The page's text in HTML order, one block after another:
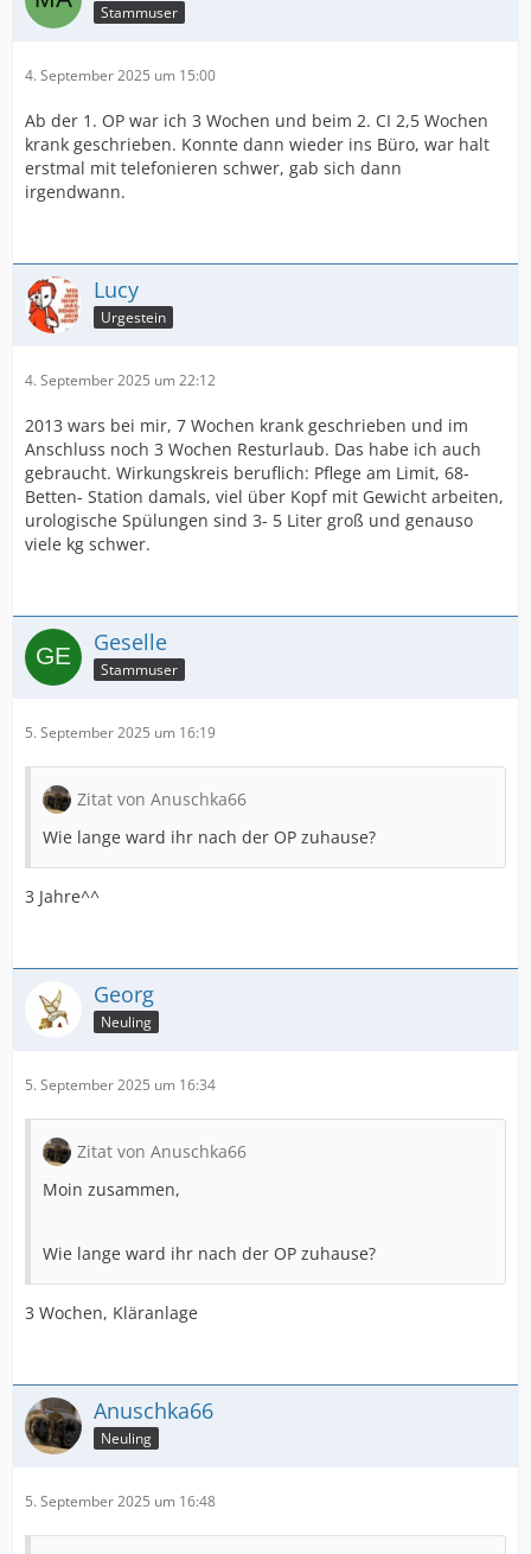
Stammuser
4. September 2025 um 15:00
Ab der 1. OP war ich 3 Wochen und beim 2. CI 2,5 Wochen
krank geschrieben. Konnte dann wieder ins Büro, war halt
erstmal mit telefonieren schwer, gab sich dann
irgendwann.
Lucy
Urgestein
4. September 2025 um 22:12
2013 wars bei mir, 7 Wochen krank geschrieben und im
Anschluss noch 3 Wochen Resturlaub. Das habe ich auch
gebraucht. Wirkungskreis beruflich: Pflege am Limit, 68-
Betten- Station damals, viel über Kopf mit Gewicht arbeiten,
urologische Spülungen sind 3- 5 Liter groß und genauso
viele kg schwer.
Geselle
Stammuser
5. September 2025 um 16:19
Zitat von Anuschka66
Wie lange ward ihr nach der OP zuhause?
3 Jahre^^
Georg
Neuling
5. September 2025 um 16:34
Zitat von Anuschka66
Moin zusammen,
Wie lange ward ihr nach der OP zuhause?
3 Wochen, Kläranlage
Anuschka66
Neuling
5. September 2025 um 16:48